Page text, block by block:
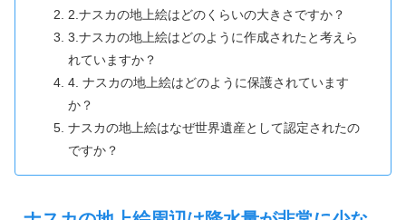
2.ナスカの地上絵はどのくらいの大きさですか？
3.ナスカの地上絵はどのように作成されたと考えら
れていますか？
4. ナスカの地上絵はどのように保護されています
か？
ナスカの地上絵はなぜ世界遺産として認定されたの
ですか？